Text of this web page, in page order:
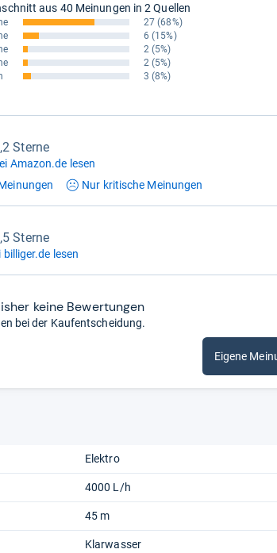
aus 40 Meinungen in 2 Quellen
27 (68%)
6 (15%)
2 (5%)
2 (5%)
3 (8%)
Sterne
Amazon.de lesen
Nur kritische Meinungen
Sterne
lesen
keine Bewertungen
bei der Kaufentscheidung.
Eigene
Elektro
4000 L/h
45 m
Klarwasser